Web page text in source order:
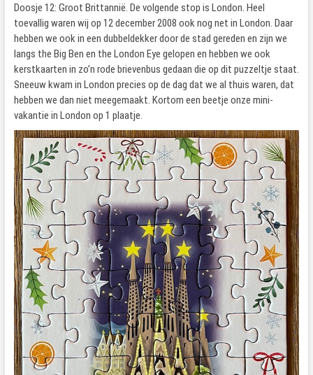
Doosje 12: Groot Brittannië. De volgende stop is London. Heel
toevallig waren wij op 12 december 2008 ook nog net in London. Daar
hebben we ook in een dubbeldekker door de stad gereden en zijn we
langs the Big Ben en the London Eye gelopen en hebben we ook
kerstkaarten in zo’n rode brievenbus gedaan die op dit puzzeltje staat.
Sneeuw kwam in London precies op de dag dat we al thuis waren, dat
hebben we dan niet meegemaakt. Kortom een beetje onze mini-
vakantie in London op 1 plaatje.